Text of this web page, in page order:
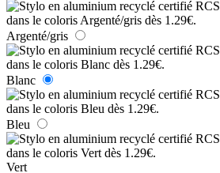
Argenté/gris
Blanc
Bleu
Vert